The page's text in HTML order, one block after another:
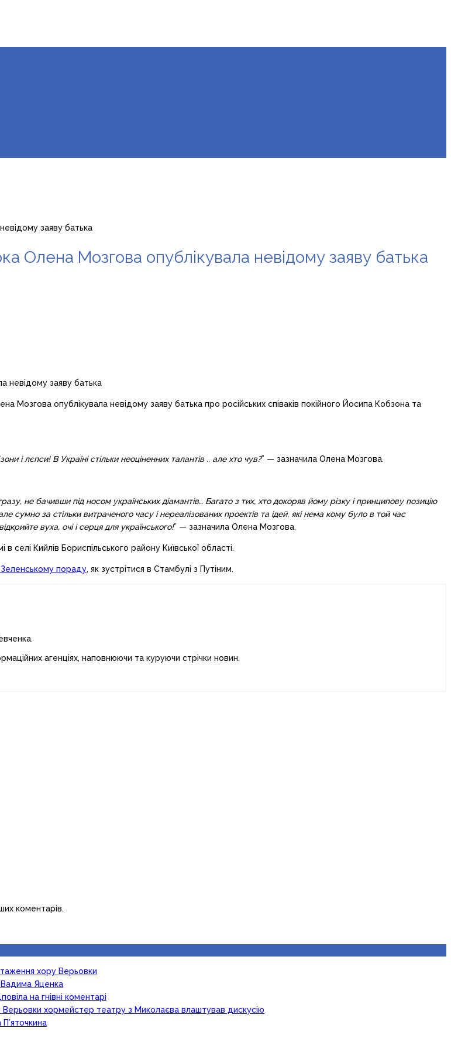
заяву батька
Олена Мозгова опублікувала невідому заяву батька
Мозгова опублікувала невідому заяву батька про російських співаків покійного Йосипа Кобзона та
і лєпси! В Україні стільки неоціненних талантів .. але хто чув?” — зазначила Олена Мозгова.
не бачивши під носом українських діамантів… Багато з тих, хто докоряв йому різку і принципову позицію
сумно за стільки витраченого часу і нереалізованих проектів та ідей, які нема кому було в той час
вуха, очі і серця для українського!” — зазначила Олена Мозгова.
Кийлів Бориспільського району Київської області.
пораду, як зустрітися в Стамбулі з Путіним.
агенціях, наповнюючи та куруючи стрічки новин.
коментарів.
хору Верьовки
Вадима Яценка
на гнівні коментарі
Верьовки хормейстер театру з Миколаєва влаштував дискусію